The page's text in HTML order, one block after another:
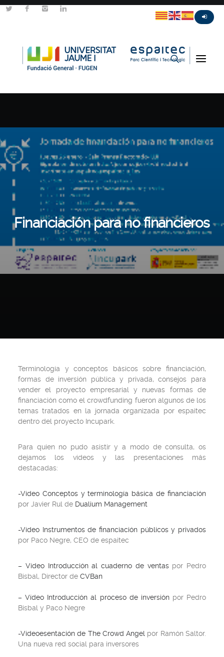
Financiación para no financieros
Terminología y conceptos básicos sobre financiación,
formas de inversión pública y privada, consejos para
vender el proyecto empresarial y nuevas formas de
financiación como el crowdfunding fueron algunos de los
temas tratados en la jornada organizada por espaitec
dentro del proyecto Incupark.
Para quien no pudo asistir y a modo de consulta, os
dejamos los vídeos y las presentaciones más
destacadas:
-Vídeo Conceptos y terminología básica de financiación
por Javier Rul de Dualium Management
-Vídeo Instrumentos de financiación públicos y privados
por Paco Negre, CEO de espaitec
– Vídeo Introducción al cuaderno de ventaspor Pedro
Bisbal, Director de CVBan
– Vídeo Introducción al proceso de inversiónpor Pedro
Bisbal y Paco Negre
-Vídeoesentación de The Crowd Angel por Ramón Saltor.
Una nueva red social para inversores